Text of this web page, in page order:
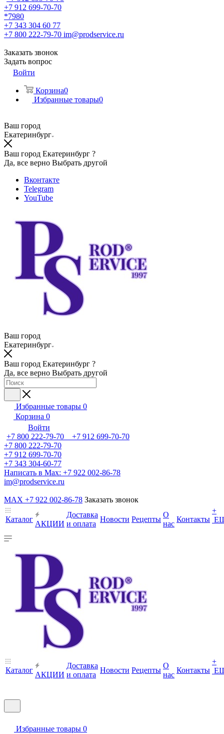
+7 912 699-70-70
*7980
+7 343 304 60 77
+7 800 222-79-70 im@prodservice.ru
Заказать звонок
Задать вопрос
Войти
Корзина0
Избранные товары0
Ваш город
Екатеринбург
Ваш город Екатеринбург ?
Да, все верно Выбрать другой
Вконтакте
Telegram
YouTube
Ваш город
Екатеринбург
Ваш город Екатеринбург ?
Да, все верно Выбрать другой
Избранные товары 0
Корзина 0
Войти
+7 800 222-79-70 +7 912 699-70-70
+7 800 222-79-70
+7 912 699-70-70
+7 343 304-60-77
Написать в Max: +7 922 002-86-78
im@prodservice.ru
MAX +7 922 002-86-78 Заказать звонок
Каталог
АКЦИИ
Доставка
и оплата
Новости Рецепты
О
нас
Контакты
+
Каталог
АКЦИИ
Доставка
и оплата
Новости Рецепты
О
нас
Контакты
+
Избранные товары 0